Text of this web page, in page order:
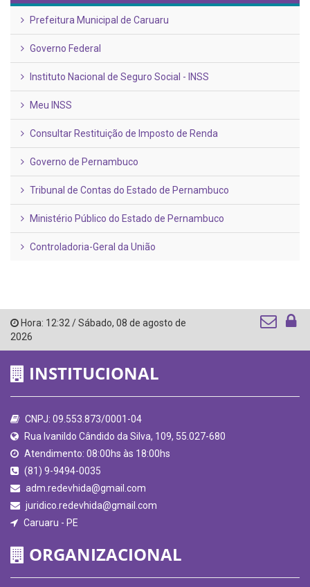
Prefeitura Municipal de Caruaru
Governo Federal
Instituto Nacional de Seguro Social - INSS
Meu INSS
Consultar Restituição de Imposto de Renda
Governo de Pernambuco
Tribunal de Contas do Estado de Pernambuco
Ministério Público do Estado de Pernambuco
Controladoria-Geral da União
Hora: 12:32/Sábado, 08 de agosto de
2026
INSTITUCIONAL
CNPJ: 09.553.873/0001-04
Rua Ivanildo Cândido da Silva, 109, 55.027-680
Atendimento: 08:00hs às 18:00hs
(81) 9-9494-0035
adm.redevhida@gmail.com
juridico.redevhida@gmail.com
Caruaru - PE
ORGANIZACIONAL